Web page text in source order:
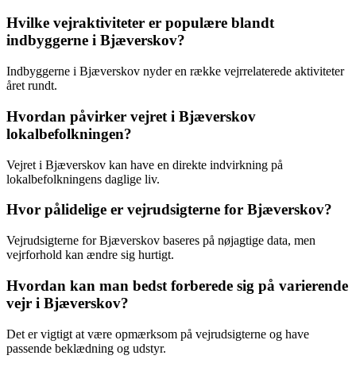
Hvilke vejraktiviteter er populære blandt
indbyggerne i Bjæverskov?
Indbyggerne i Bjæverskov nyder en række vejrrelaterede aktiviteter
året rundt.
Hvordan påvirker vejret i Bjæverskov
lokalbefolkningen?
Vejret i Bjæverskov kan have en direkte indvirkning på
lokalbefolkningens daglige liv.
Hvor pålidelige er vejrudsigterne for Bjæverskov?
Vejrudsigterne for Bjæverskov baseres på nøjagtige data, men
vejrforhold kan ændre sig hurtigt.
Hvordan kan man bedst forberede sig på varierende
vejr i Bjæverskov?
Det er vigtigt at være opmærksom på vejrudsigterne og have
passende beklædning og udstyr.